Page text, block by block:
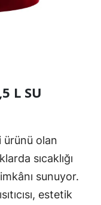
L SU
ürünü olan
sıcaklığı
sunuyor.
estetik